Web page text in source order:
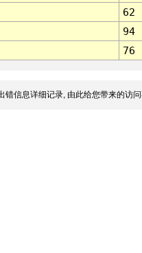
62
94
76
错信息详细记录, 由此给您带来的访